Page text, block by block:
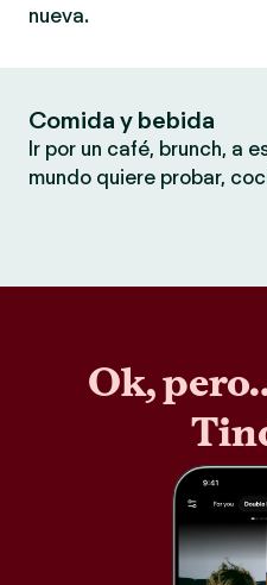
nueva.
Comida y bebida
Ir por un café, brunch, a
mundo quiere probar,
Ok,